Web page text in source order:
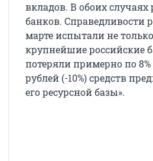
вкладов. В обоих
банков. Справедливости
марте испытали не
крупнейшие российские
потеряли примерно по
рублей (-10%) средств
его ресурсной базы».